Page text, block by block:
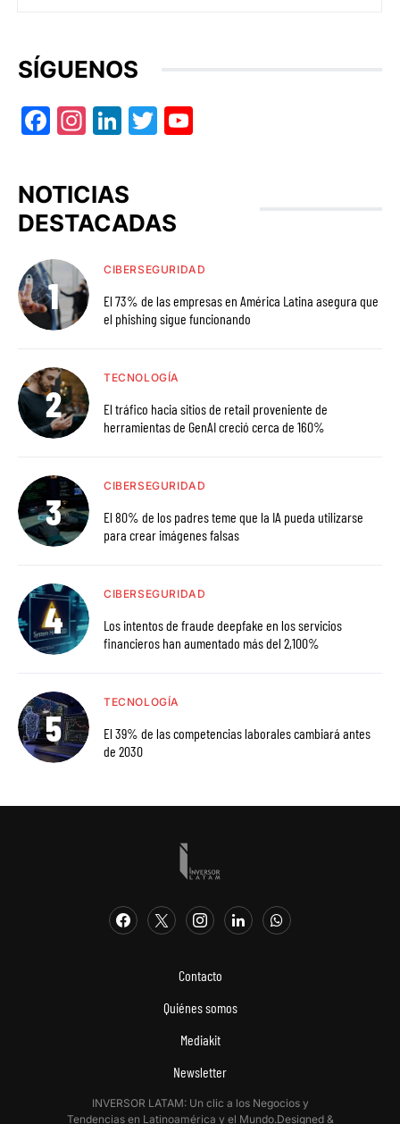
SÍGUENOS
Facebook
Instagram
LinkedIn
Twitter
NOTICIAS
DESTACADAS
CIBERSEGURIDAD
El 73% de las empresas en América Latina asegura que
el phishing sigue funcionando
TECNOLOGÍA
El tráfico hacia sitios de retail proveniente de
herramientas de GenAI creció cerca de 160%
CIBERSEGURIDAD
El 80% de los padres teme que la IA pueda utilizarse
para crear imágenes falsas
CIBERSEGURIDAD
Los intentos de fraude deepfake en los servicios
financieros han aumentado más del 2,100%
TECNOLOGÍA
El 39% de las competencias laborales cambiará antes
de 2030
Contacto
Quiénes somos
Mediakit
Newsletter
INVERSOR LATAM: Un clic a los Negocios y
Tendencias en Latinoamérica y el Mundo.Designed &